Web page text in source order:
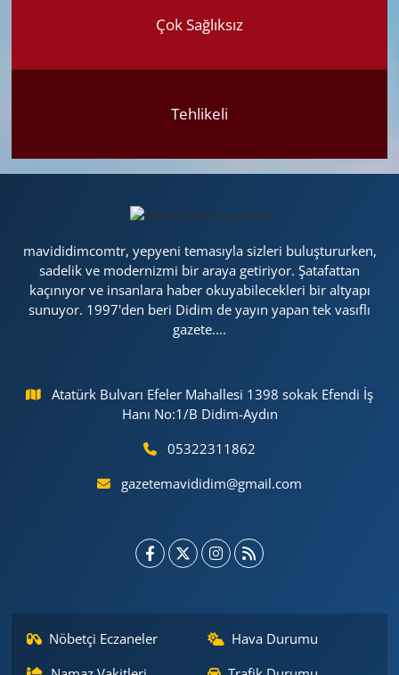
Çok Sağlıksız
Tehlikeli
mavididimcomtr, yepyeni temasıyla sizleri buluştururken,
sadelik ve modernizmi bir araya getiriyor. Şatafattan
kaçınıyor ve insanlara haber okuyabilecekleri bir altyapı
sunuyor. 1997'den beri Didim de yayın yapan tek vasıflı
gazete....
Atatürk Bulvarı Efeler Mahallesi 1398 sokak Efendi İş
Hanı No:1/B Didim-Aydın
05322311862
gazetemavididim@gmail.com
Nöbetçi Eczaneler
Hava Durumu